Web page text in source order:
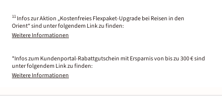
11 Infos zur Aktion „Kostenfreies Flexpaket-Upgrade bei Reisen in den
Orient“ sind unter folgendem Link zu finden:
Weitere Informationen
*Infos zum Kundenportal-Rabattgutschein mit Ersparnis von bis zu 300 € sind
unter folgendem Link zu finden:
Weitere Informationen